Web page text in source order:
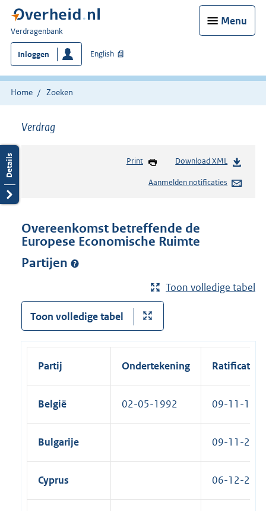
Menu
U
bent
hier:
Verdragenbank
Inloggen English
Home Zoeken
Verdrag
Print Download XML
Aanmelden notificaties
Overeenkomst betreffende de
Europese Economische Ruimte
Partijen
Toon volledige tabel
Toon volledige tabel
Partij Ondertekening Ratificatie
België 02-05-1992 09-11-
Bulgarije 09-11-
Cyprus 06-12-